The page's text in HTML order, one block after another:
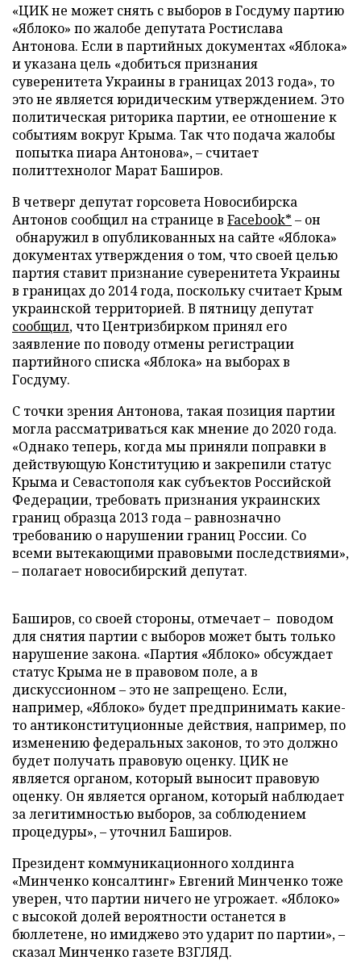
«ЦИК не может снять с выборов в Госдуму партию
«Яблоко» по жалобе депутата Ростислава
Антонова. Если в партийных документах «Яблока»
и указана цель «добиться признания
суверенитета Украины в границах 2013 года», то
это не является юридическим утверждением. Это
политическая риторика партии, ее отношение к
событиям вокруг Крыма. Так что подача жалобы
попытка пиара Антонова», – считает
политтехнолог Марат Баширов.
В четверг депутат горсовета Новосибирска
Антонов сообщил на странице в Facebook* – он
обнаружил в опубликованных на сайте «Яблока»
документах утверждения о том, что своей целью
партия ставит признание суверенитета Украины
в границах до 2014 года, поскольку считает Крым
украинской территорией. В пятницу депутат
сообщил, что Центризбирком принял его
заявление по поводу отмены регистрации
партийного списка «Яблока» на выборах в
Госдуму.
С точки зрения Антонова, такая позиция партии
могла рассматриваться как мнение до 2020 года.
«Однако теперь, когда мы приняли поправки в
действующую Конституцию и закрепили статус
Крыма и Севастополя как субъектов Российской
Федерации, требовать признания украинских
границ образца 2013 года – равнозначно
требованию о нарушении границ России. Со
всеми вытекающими правовыми последствиями»,
– полагает новосибирский депутат.
Баширов, со своей стороны, отмечает – поводом
для снятия партии с выборов может быть только
нарушение закона. «Партия «Яблоко» обсуждает
статус Крыма не в правовом поле, а в
дискуссионном – это не запрещено. Если,
например, «Яблоко» будет предпринимать какие-
то антиконституционные действия, например, по
изменению федеральных законов, то это должно
будет получать правовую оценку. ЦИК не
является органом, который выносит правовую
оценку. Он является органом, который наблюдает
за легитимностью выборов, за соблюдением
процедуры», – уточнил Баширов.
Президент коммуникационного холдинга
«Минченко консалтинг» Евгений Минченко тоже
уверен, что партии ничего не угрожает. «Яблоко»
с высокой долей вероятности останется в
бюллетене, но имиджево это ударит по партии», –
сказал Минченко газете ВЗГЛЯД.